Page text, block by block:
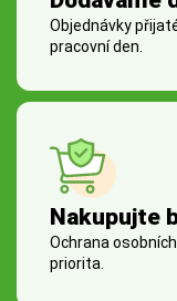
Objednávky
pracovní den.
Nakupujte
Ochrana
priorita.